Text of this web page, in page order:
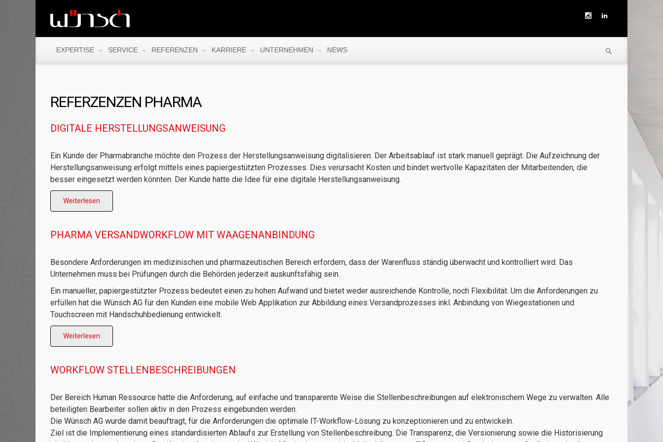
EXPERTISE SERVICE REFERENZEN KARRIERE UNTERNEHMEN NEWS
DIGITALE HERSTELLUNGSANWEISUNG
Ein Kunde der Pharmabranche möchte den Prozess der Herstellungsanweisung digitalisieren. Der Arbeitsablauf ist stark manuell geprägt. Die Aufzeichnung der
Herstellungsanweisung erfolgt mittels eines papiergestützten Prozesses. Dies verursacht Kosten und bindet wertvolle Kapazitäten der Mitarbeitenden, die
besser eingesetzt werden könnten. Der Kunde hatte die Idee für eine digitale Herstellungsanweisung.
Weiterlesen
PHARMA VERSANDWORKFLOW MIT WAAGENANBINDUNG
Besondere Anforderungen im medizinischen und pharmazeutischen Bereich erfordern, dass der Warenfluss ständig überwacht und kontrolliert wird. Das
Unternehmen muss bei Prüfungen durch die Behörden jederzeit auskunftsfähig sein.
Ein manueller, papiergestützter Prozess bedeutet einen zu hohen Aufwand und bietet weder ausreichende Kontrolle, noch Flexibilität. Um die Anforderungen zu
erfüllen hat die Wünsch AG für den Kunden eine mobile Web Applikation zur Abbildung eines Versandprozesses inkl. Anbindung von Wiegestationen und
Touchscreen mit Handschuhbedienung entwickelt.
Weiterlesen
WORKFLOW STELLENBESCHREIBUNGEN
Der Bereich Human Ressource hatte die Anforderung, auf einfache und transparente Weise die Stellenbeschreibungen auf elektronischem Wege zu verwalten. Alle
beteiligten Bearbeiter sollen aktiv in den Prozess eingebunden werden.
Die Wünsch AG wurde damit beauftragt, für die Anforderungen die optimale IT-Workflow-Lösung zu konzeptionieren und zu entwickeln.
Ziel ist die Implementierung eines standardisierten Ablaufs zur Erstellung von Stellenbeschreibung. Die Transparenz, die Versionierung sowie die Historisierung